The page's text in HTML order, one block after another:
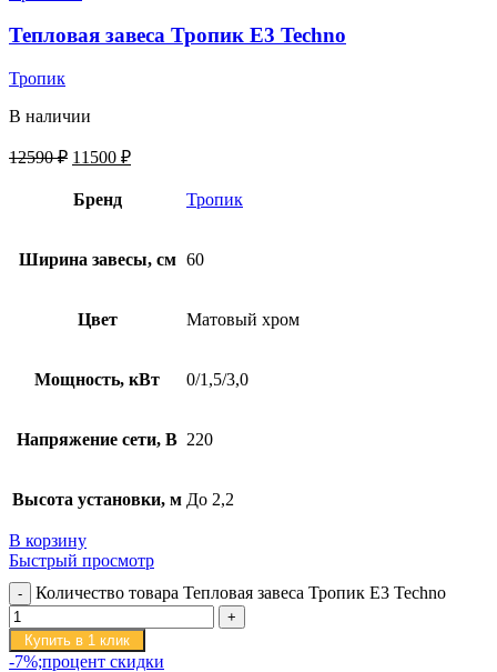
Тепловая завеса Тропик E3 Techno
Тропик
В наличии
12590₽ 11500 ₽
Бренд Тропик
Ширина завесы, см 60
Цвет Матовый хром
Мощность, кВт 0/1,5/3,0
Напряжение сети, В 220
Высота установки, м До 2,2
В корзину
Быстрый просмотр
Количество товара Тепловая завеса Тропик E3 Techno
Купить в 1 клик
-7%;процент скидки